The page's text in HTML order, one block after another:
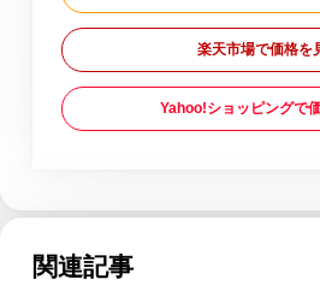
楽天市場で価格を
Yahoo!ショッピングで
関連記事